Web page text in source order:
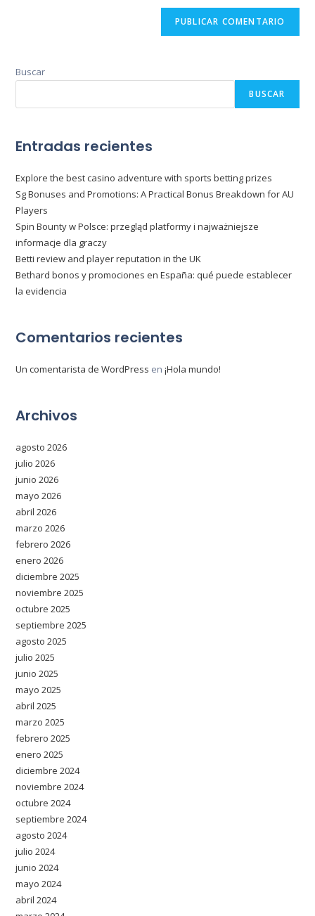
Buscar
BUSCAR
Entradas recientes
Explore the best casino adventure with sports betting prizes
Sg Bonuses and Promotions: A Practical Bonus Breakdown for AU
Players
Spin Bounty w Polsce: przegląd platformy i najważniejsze
informacje dla graczy
Betti review and player reputation in the UK
Bethard bonos y promociones en España: qué puede establecer
la evidencia
Comentarios recientes
Un comentarista de WordPress en¡Hola mundo!
Archivos
agosto 2026
julio 2026
junio 2026
mayo 2026
abril 2026
marzo 2026
febrero 2026
enero 2026
diciembre 2025
noviembre 2025
octubre 2025
septiembre 2025
agosto 2025
julio 2025
junio 2025
mayo 2025
abril 2025
marzo 2025
febrero 2025
enero 2025
diciembre 2024
noviembre 2024
octubre 2024
septiembre 2024
agosto 2024
julio 2024
junio 2024
mayo 2024
abril 2024